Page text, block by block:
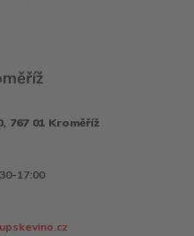
767 01 Kroměříž
17:00